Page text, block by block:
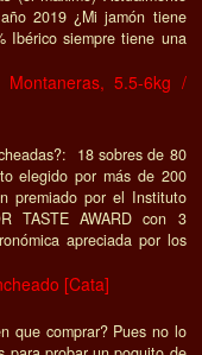
2019 ¿Mi jamón tiene
Ibérico siempre tiene una
5.5-6kg /
18 sobres de 80
elegido por más de 200
premiado por el Instituto
TASTE AWARD con 3
apreciada por los
[Cata]
que comprar? Pues no lo